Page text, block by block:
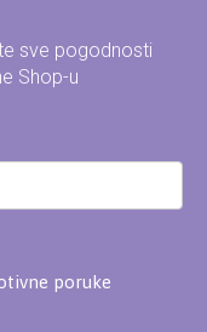
sve pogodnosti
Shop-u
poruke